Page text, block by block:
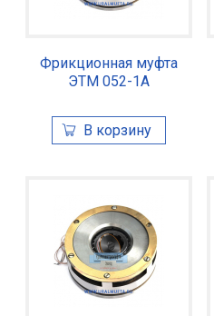
Фрикционная муфта
ЭТМ 052-1А